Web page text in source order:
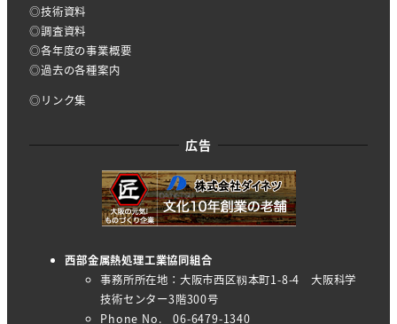
◎技術資料
◎調査資料
◎各年度の事業概要
◎過去の各種案内
◎リンク集
広告
西部金属熱処理工業協同組合
事務所所在地：大阪市西区靱本町1-8-4 大阪科学
技術センター3階300号
Phone No. 06-6479-1340